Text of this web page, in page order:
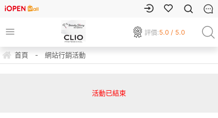
評價:5.0 / 5.0
首頁 - 網站行銷活動
活動已結束